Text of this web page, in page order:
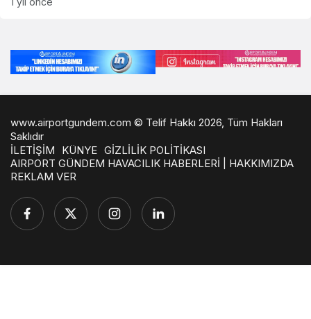
www.airportgundem.com © Telif Hakkı 2026, Tüm Hakları
Saklıdır
İLETİŞİM
KÜNYE GİZLİLİK POLİTİKASI
AIRPORT GÜNDEM HAVACILIK HABERLERİ | HAKKIMIZDA
REKLAM VER